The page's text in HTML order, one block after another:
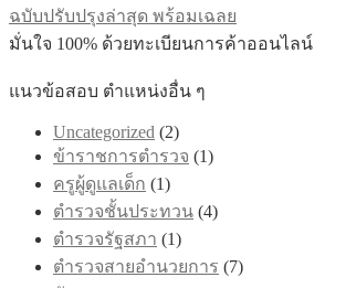
ฉบับปรับปรุงล่าสุด พร้อมเฉลย
มั่นใจ 100% ด้วยทะเบียนการค้าออนไลน์
แนวข้อสอบ ตำแหน่งอื่น ๆ
Uncategorized (2)
ข้าราชการตำรวจ (1)
ครูผู้ดูแลเด็ก (1)
ตำรวจชั้นประทวน (4)
ตำรวจรัฐสภา (1)
ตำรวจสายอำนวยการ (7)